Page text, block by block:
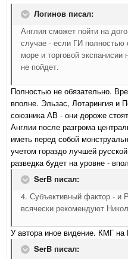
Логинов писал:
Англия сможет пойти на
случае - если ГИ полностью
море и торговой
не пойдет.
Полностью не обязательно.
вполне. Эльзас, Лотарингия и
союзника АВ - они дороже
Англии после разгрома
иметь перед собой
учетом гораздо лучшей
разведка будет на уровне -
SerB писал:
4. Субъективный фактор - и
всячески рекомендуют
У автора иное видение. КМГ на
SerB писал: